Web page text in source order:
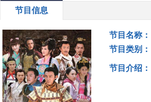
节目信息
节目名称：
节目类别：
节目介绍：